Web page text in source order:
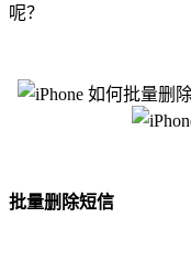
呢？
批量删除短信